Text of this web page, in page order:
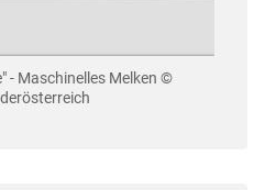
- Maschinelles Melken ©